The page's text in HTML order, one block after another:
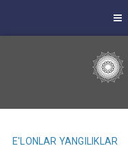
E'LONLAR YANGILIKLAR